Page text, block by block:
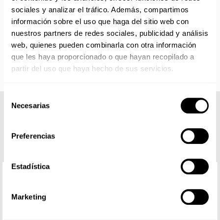
sociales y analizar el tráfico. Además, compartimos
información sobre el uso que haga del sitio web con
nuestros partners de redes sociales, publicidad y análisis
web, quienes pueden combinarla con otra información
que les haya proporcionado o que hayan recopilado a
partir del uso que haya hecho de sus servicios.
Necesarias
Preferencias
Estadística
Marketing
partir de la fecha indicada en cada producto según fábrica.
IMPORTANTE PERSONALIZACIONES : EL taller de
bordados y estampados está cerrado en agosto. Se
reanudan las personalizaciones por orden de compra a
partir de septiembre.